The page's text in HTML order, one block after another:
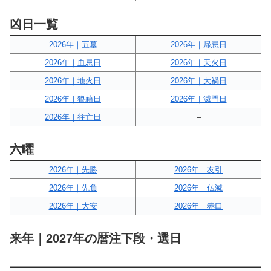
凶日一覧
2026年｜五墓
2026年｜帰忌日
2026年｜血忌日
2026年｜天火日
2026年｜地火日
2026年｜大禍日
2026年｜狼藉日
2026年｜滅門日
2026年｜往亡日
–
六曜
2026年｜先勝
2026年｜友引
2026年｜先負
2026年｜仏滅
2026年｜大安
2026年｜赤口
来年｜2027年の暦注下段・選日